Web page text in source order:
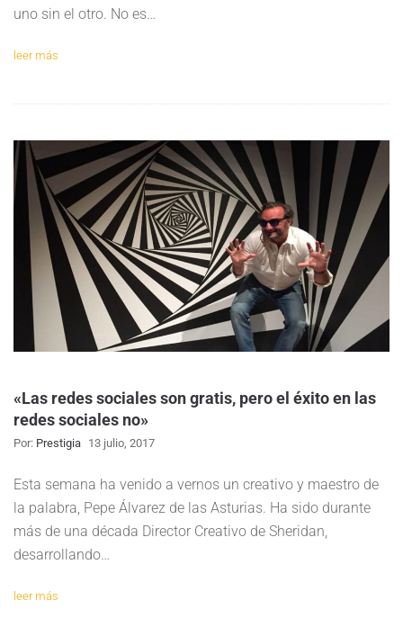
uno sin el otro. No es…
leer más
«Las redes sociales son gratis, pero el éxito en las
redes sociales no»
Por: Prestigia 13 julio, 2017
Esta semana ha venido a vernos un creativo y maestro de
la palabra, Pepe Álvarez de las Asturias. Ha sido durante
más de una década Director Creativo de Sheridan,
desarrollando…
leer más